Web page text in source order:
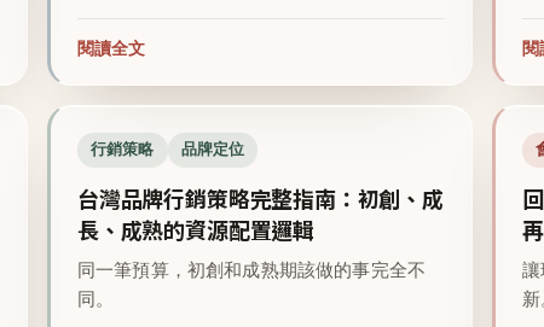
閱讀全文
行銷策略 品牌定位
台灣品牌行銷策略完整指南：初創、成
長、成熟的資源配置邏輯
同一筆預算，初創和成熟期該做的事完全不
同。
讓
新